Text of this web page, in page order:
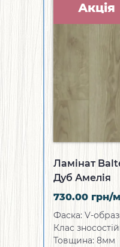
Акція
Ламінат
Дуб Амелія
730.00 грн/м
Фаска: V-
Клас
Товщина: 8мм